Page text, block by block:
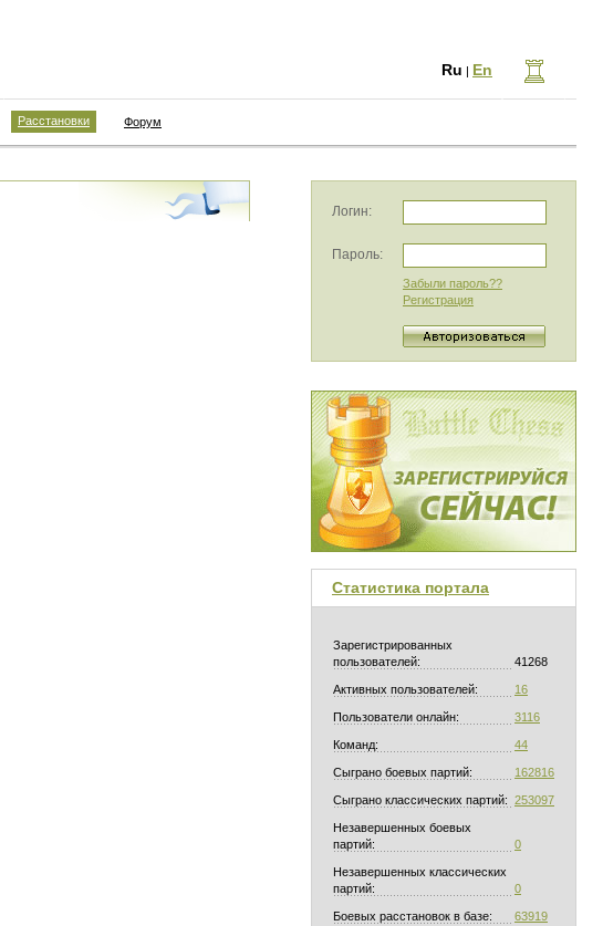
Ru | En
Расстановки Форум
Логин:
Пароль:
Забыли пароль??
Регистрация
Статистика портала
Зарегистрированных
пользователей:
41268
Активных пользователей: 16
Пользователи онлайн: 3116
Команд: 44
Сыграно боевых партий: 162816
Сыграно классических партий: 253097
Незавершенных боевых
партий:
0
Незавершенных классических
партий:
0
Боевых расстановок в базе: 63919